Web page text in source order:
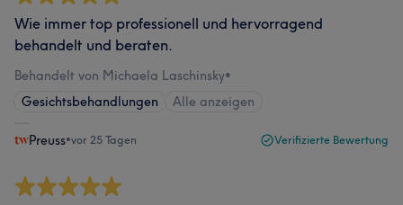
Wie immer top professionell und hervorragend
behandelt und beraten.
Behandelt von Michaela Laschinsky•
Gesichtsbehandlungen
Alle anzeigen
Preuss•vor 25 Tagen Verifizierte Bewertung